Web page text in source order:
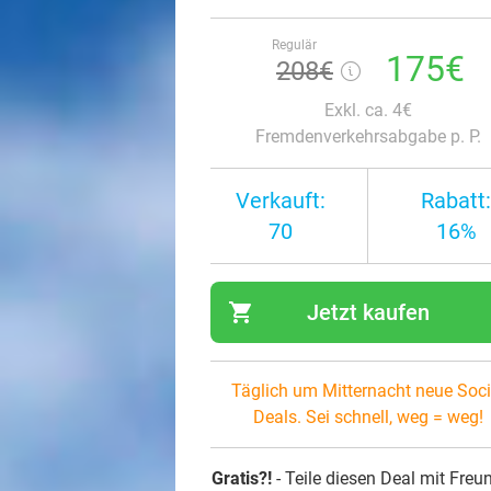
Regulär
208€ 175€
Exkl. ca. 4€
Fremdenverkehrsabgabe p. P.
Verkauft:
70
Rabatt:
16%
shopping_cart Jetzt kaufen
Täglich um Mitternacht neue
Deals. Sei schnell, weg = weg!
Gratis?!- Teile diesen Deal mit